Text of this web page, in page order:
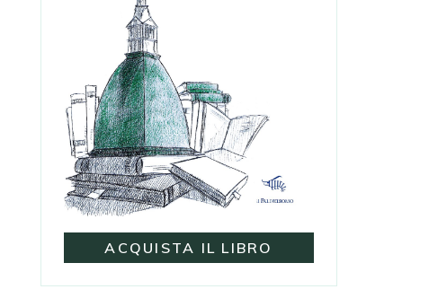
ACQUISTA IL LIBRO